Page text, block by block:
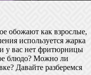
обожают как взрослые,
используется жарка
у вас нет фритюрницы
блюдо? Можно ли
Давайте разберемся